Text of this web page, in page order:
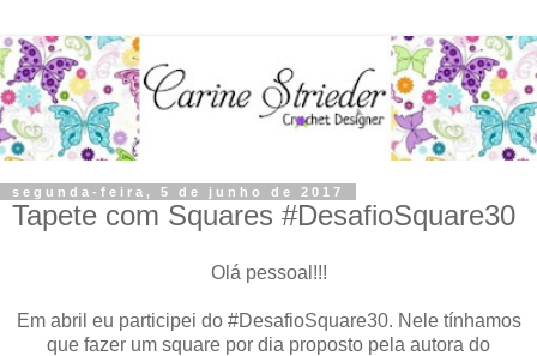
segunda-feira, 5 de junho de 2017
Tapete com Squares #DesafioSquare30
Olá pessoal!!!
Em abril eu participei do #DesafioSquare30. Nele tínhamos
que fazer um square por dia proposto pela autora do